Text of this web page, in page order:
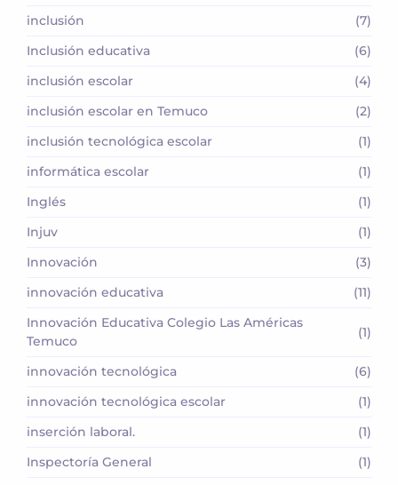
inclusión
(7)
Inclusión educativa
(6)
inclusión escolar
(4)
inclusión escolar en Temuco
(2)
inclusión tecnológica escolar
(1)
informática escolar
(1)
Inglés
(1)
Injuv
(1)
Innovación
(3)
innovación educativa
(11)
Innovación Educativa Colegio Las Américas
Temuco
(1)
innovación tecnológica
(6)
innovación tecnológica escolar
(1)
inserción laboral.
(1)
Inspectoría General
(1)